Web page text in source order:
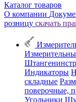
Каталог товаров
О компании
розницу скачать
Индикаторы
складные
поверочные,
Угольники